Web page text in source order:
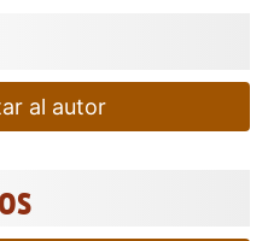
al autor